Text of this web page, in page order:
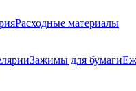
Расходные материалы
Зажимы для бумаги